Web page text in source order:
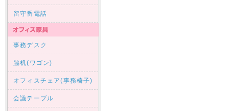
留守番電話
事務デスク
脇机(ワゴン)
オフィスチェア(事務椅子)
会議テーブル